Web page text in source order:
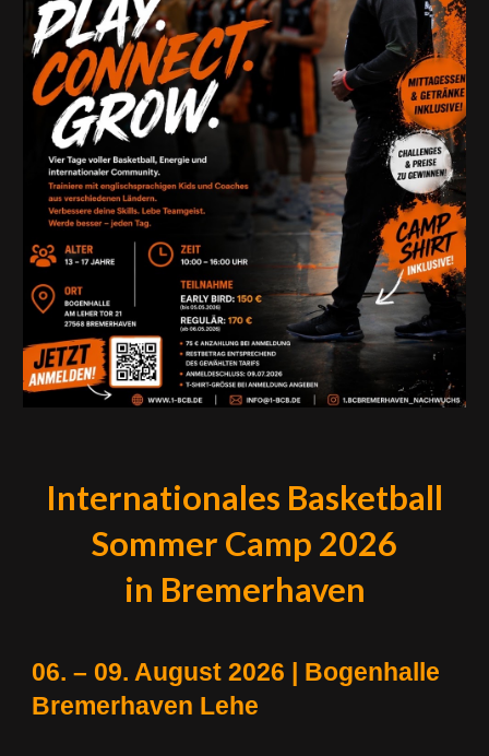
Internationales Basketball
Sommer Camp 2026
in Bremerhaven
06. – 09. August 2026 | Bogenhalle
Bremerhaven Lehe